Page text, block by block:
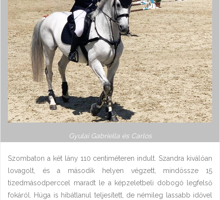
Gyulai Gabriella és Carlos
Szombaton a két lány 110 centiméteren indult. Szandra kiválóan
lovagolt, és a második helyen végzett, mindössze 15
tizedmásodperccel maradt le a képzeletbeli dobogó legfelső
fokáról. Húga is hibátlanul teljesített, de némileg lassabb idővel